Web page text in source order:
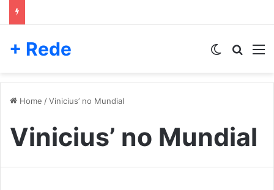
+ Rede Switch skin
Home /Vinicius’ no Mundial
Vinicius’ no Mundial